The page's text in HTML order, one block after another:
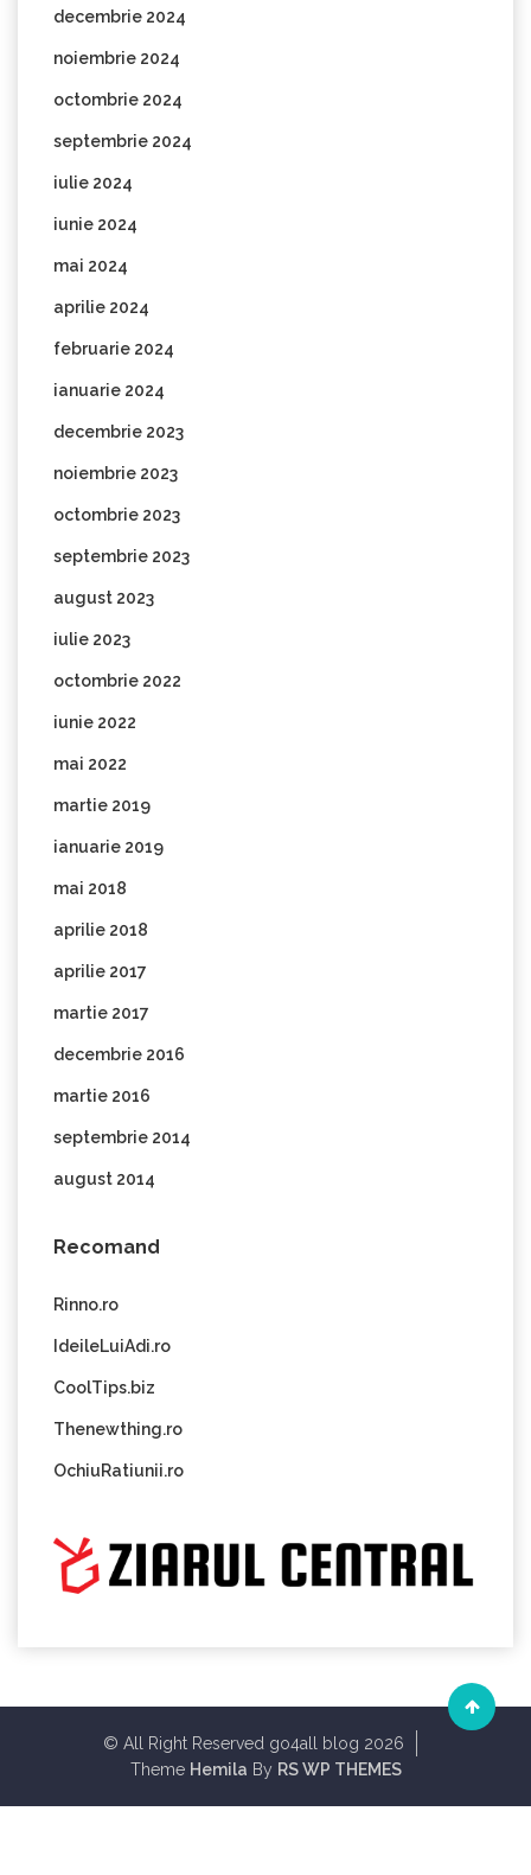
decembrie 2024
noiembrie 2024
octombrie 2024
septembrie 2024
iulie 2024
iunie 2024
mai 2024
aprilie 2024
februarie 2024
ianuarie 2024
decembrie 2023
noiembrie 2023
octombrie 2023
septembrie 2023
august 2023
iulie 2023
octombrie 2022
iunie 2022
mai 2022
martie 2019
ianuarie 2019
mai 2018
aprilie 2018
aprilie 2017
martie 2017
decembrie 2016
martie 2016
septembrie 2014
august 2014
Recomand
Rinno.ro
IdeileLuiAdi.ro
CoolTips.biz
Thenewthing.ro
OchiuRatiunii.ro
© All Right Reserved go4all blog 2026
Theme Hemila By RS WP THEMES